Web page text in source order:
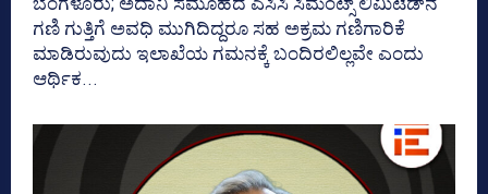
ಗಣಿ ಗುತ್ತಿಗೆ ಅವಧಿ ಮುಗಿದಿದ್ದರೂ ಸಹ ಅಕ್ರಮ ಗಣಿಗಾರಿಕೆ
ಮಾಡಿರುವುದು ಇಲಾಖೆಯ ಗಮನಕ್ಕೆ ಬಂದಿರಲಿಲ್ಲವೇ ಎಂದು
ಆರ್ಥಿಕ...